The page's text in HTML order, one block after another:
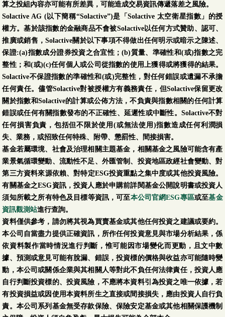
算之投組內容亦可能有所差異，可能造成交易資訊傳遞落差之風險。
Solactive AG (以下簡稱“Solactive”)是「Solactive 太空衛星指數」的授
權方。基於該指數的金融商品不會被Solactive以任何方式贊助、認可、
推廣或銷售，Solactive關於以下事項不得做出任何明示或暗示之陳述、
保證:(a)指數成分證券投資之合宜性；(b)質量、準確性和(或)指數之完
整性；和(或)(c)任何個人或公司從指數的使用上獲得或將獲得的結果。
Solactive不保證指數的準確性和(或)完整性，對任何錯誤或遺漏不承擔
任何責任。儘管Solactive對被授權方有義務責任，但Solactive保留更改
關於指數和Solactive的計算或公佈方法，不負責與指數相關的任何計算
錯誤或任何有關指數發布的不正確性、延遲性或中斷性。Solactive不對
任何損害負責，包括但不限於使用(或無法使用)指數造成任何利潤損
失、業務，或招致任何特殊、附帶、懲罰性、間接損害。
基金若屬環境、社會及治理相關主題基金，相關基金之風險可能含有產
業景氣循環變動、流動性不足、外匯管制、投資地區政經社會變動、對
第三方資料來源依賴、對特定ESG投資重點之集中度或其他投資風險。
有關基金之ESG資訊，投資人應於申購前詳閱基金公開說明書或投資人
須知所載之所有特色及目標等資訊，可至本公司官網ESG專區或至基金
資訊觀測站進行查詢。
資料僅供參考，請勿將其視為買賣基金或其他任何投資之建議或要約。
本公司自當盡力提供正確資訊，所作任何投資意見與市場分析結果，係
依資料製作當時情況進行判斷，惟可能因市場變化而更動，且文中數
據、預測或意見可能有脫漏、錯誤，投資標的價格與收益亦可能隨時變
動，本公司或關係企業與其相關人等對此不負任何法律責任，投資人應
自行判斷投資標的、投資風險，不應將本資料引為投資之唯一依據，若
有投資損益或因使用本資料所生之直接或間接損失，應由投資人自行負
責。本公司系列基金無受存款保險、保險安定基金或其他相關保護機制